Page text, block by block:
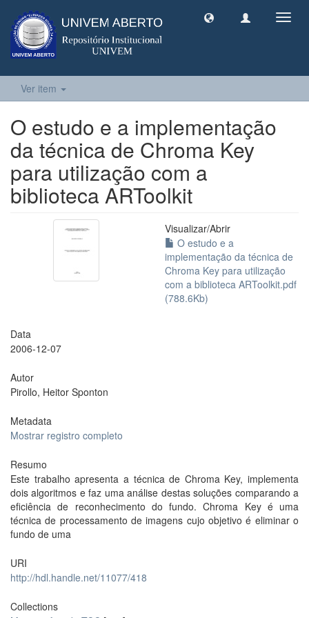
Ver item
O estudo e a implementação
da técnica de Chroma Key
para utilização com a
biblioteca ARToolkit
Visualizar/Abrir
O estudo e a
implementação da técnica de
Chroma Key para utilização
com a biblioteca ARToolkit.pdf
(788.6Kb)
Data
2006-12-07
Autor
Pirollo, Heitor Sponton
Metadata
Mostrar registro completo
Resumo
Este trabalho apresenta a técnica de Chroma Key, implementa
dois algoritmos e faz uma análise destas soluções comparando a
eficiência de reconhecimento do fundo. Chroma Key é uma
técnica de processamento de imagens cujo objetivo é eliminar o
fundo de uma
URI
http://hdl.handle.net/11077/418
Collections